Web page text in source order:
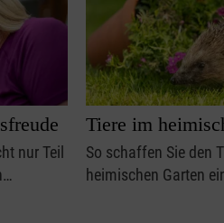
nur Teil
Tiere im
So schaffen Sie den
heimischen Garten